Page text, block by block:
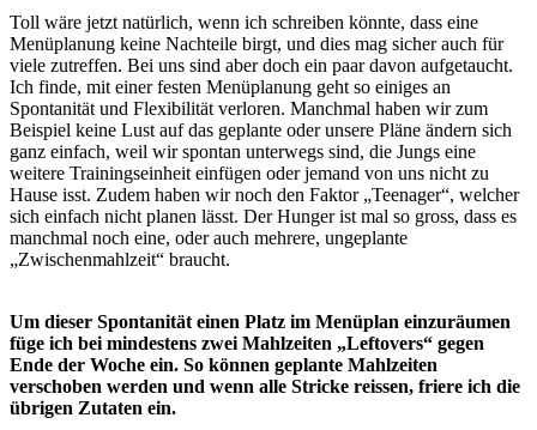
Toll wäre jetzt natürlich, wenn ich schreiben könnte, dass eine
Menüplanung keine Nachteile birgt, und dies mag sicher auch für
viele zutreffen. Bei uns sind aber doch ein paar davon aufgetaucht.
Ich finde, mit einer festen Menüplanung geht so einiges an
Spontanität und Flexibilität verloren. Manchmal haben wir zum
Beispiel keine Lust auf das geplante oder unsere Pläne ändern sich
ganz einfach, weil wir spontan unterwegs sind, die Jungs eine
weitere Trainingseinheit einfügen oder jemand von uns nicht zu
Hause isst. Zudem haben wir noch den Faktor „Teenager“, welcher
sich einfach nicht planen lässt. Der Hunger ist mal so gross, dass es
manchmal noch eine, oder auch mehrere, ungeplante
„Zwischenmahlzeit“ braucht.
Um dieser Spontanität einen Platz im Menüplan einzuräumen
füge ich bei mindestens zwei Mahlzeiten „Leftovers“ gegen
Ende der Woche ein. So können geplante Mahlzeiten
verschoben werden und wenn alle Stricke reissen, friere ich die
übrigen Zutaten ein.